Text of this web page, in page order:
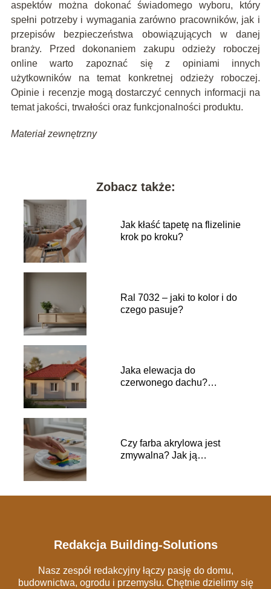
aspektów można dokonać świadomego wyboru, który
spełni potrzeby i wymagania zarówno pracowników, jak i
przepisów bezpieczeństwa obowiązujących w danej
branży. Przed dokonaniem zakupu odzieży roboczej
online warto zapoznać się z opiniami innych
użytkowników na temat konkretnej odzieży roboczej.
Opinie i recenzje mogą dostarczyć cennych informacji na
temat jakości, trwałości oraz funkcjonalności produktu.
Materiał zewnętrzny
Zobacz także:
Jak kłaść tapetę na flizelinie
krok po kroku?
Ral 7032 – jaki to kolor i do
czego pasuje?
Jaka elewacja do
czerwonego dachu?
Czy farba akrylowa jest
zmywalna? Jak ją
Redakcja Building-Solutions
Nasz zespół redakcyjny łączy pasję do domu,
budownictwa, ogrodu i przemysłu. Chętnie dzielimy się